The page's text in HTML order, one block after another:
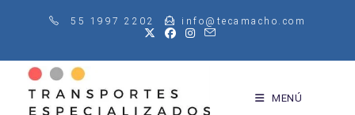
55 1997 2202 info@tecamacho.com
MENÚ